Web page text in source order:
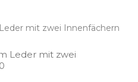
mit zwei Innenfächern
Leder mit zwei